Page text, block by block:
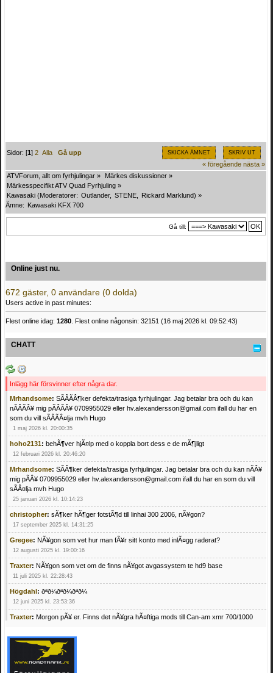
SKICKA ÄMNET SKRIV UT
Sidor: [1]2 Alla
Gå upp
« föregående nästa »
ATVForum, allt om fyrhjulingar » Märkes diskussioner »
Märkesspecifikt ATV Quad Fyrhjuling »
Kawasaki (Moderatorer: Outlander, STENE Rickard Marklund) »
Ämne:
Kawasaki KFX 700
Gå till:
Online just nu.
672 gäster, 0 användare (0 dolda)
Users active in past minutes:
Flest online idag: 1280 . Flest online någonsin: 32151 (16 maj 2026 kl. 09:52:43)
CHATT
Inlägg här försvinner efter några dar.
Mrhandsome: SÃÂÃÂ¶ker defekta/trasiga fyrhjulingar. Jag betalar bra och du kan
nÃÂÃÂ¥ mig pÃÂÃÂ¥ 0709955029 eller hv.alexandersson@gmail.com ifall du har en
som du vill sÃÂÃÂ¤lja mvh Hugo
1 maj 2026 kl. 20:00:35
hoho2131: behÃ¶ver hjÃ¤lp med o koppla bort dess e de mÃ¶jligt
12 februari 2026 kl. 20:46:20
Mrhandsome: SÃÂ¶ker defekta/trasiga fyrhjulingar. Jag betalar bra och du kan nÃÂ¥
mig pÃÂ¥ 0709955029 eller hv.alexandersson@gmail.com ifall du har en som du vill
sÃÂ¤lja mvh Hugo
25 januari 2026 kl. 10:14:23
christopher: sÃ¶ker hÃ¶ger fotstÃ¶d till linhai 300 2006, nÃ¥gon?
17 september 2025 kl. 14:31:25
Gregee: NÃ¥gon som vet hur man fÃ¥r sitt konto med inlÃ¤gg raderat?
12 augusti 2025 kl. 19:00:16
Traxter: NÃ¥gon som vet om de finns nÃ¥got avgassystem te hd9 base
11 juli 2025 kl. 22:28:43
Högdahl : ðªð¼ðªð¼ðªð¼
12 juni 2025 kl. 23:53:36
Traxter: Morgon pÃ¥ er. Finns det nÃ¥gra hÃ¤ftiga mods till Can-am xmr 700/1000
Mrhandsome:SÃ¶ker defekta/trasiga fyrhjulingar. Jag betalar bra och du kan nÃ¥ mig
pÃ¥ 0709955029 eller hv.alexandersson@gmail.com ifall du har en som du vill sÃ¤lja
mvh Hugo